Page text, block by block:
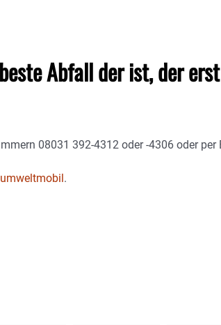
Abfall der ist, der
08031 392-4312 oder -4306 oder per
.